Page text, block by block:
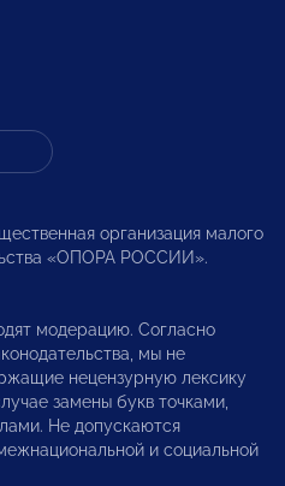
организация малого
«ОПОРА РОССИИ».
модерацию. Согласно
мы не
нецензурную лексику
замены букв точками,
Не допускаются
и социальной